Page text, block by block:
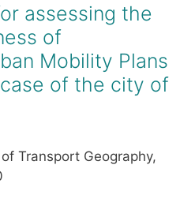
assessing the
of
Mobility Plans
of the city of
Transport Geography,